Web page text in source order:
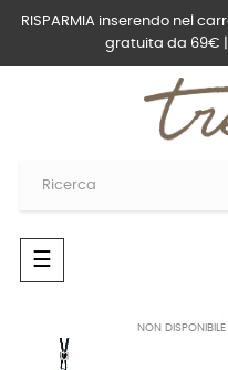
RISPARMIA inserendo nel
gratuita da 69€ |
navigazione
Toggle
☰
NON DISPONIBILE